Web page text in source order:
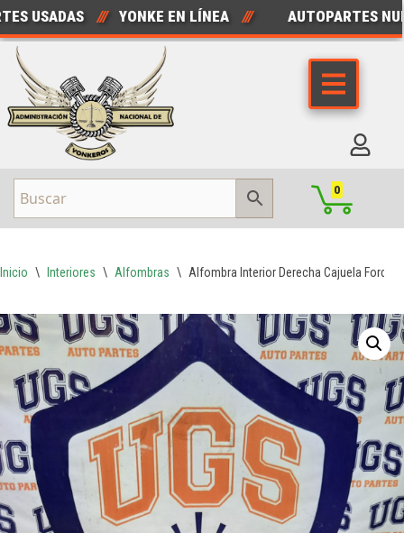
Saltar
al
contenido
/// YONKE EN LÍNEA /// AUTOPARTES
0
Inicio \ Interiores \ Alfombras \ Alfombra Interior Derecha Cajuela Ford